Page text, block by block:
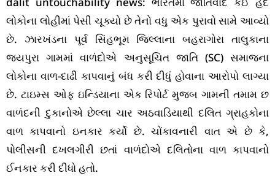
લોકોના લોહીમાં પેસી ચૂક્યો છે તેનો વધુ એક પુરાવો સામે આવ્યો
છે. ઝારખંડના પૂર્વ સિંહભૂમ જિલ્લાના બહરાગોરા તાલુકાના
જયપુરા ગામમાં વાળંદોએ અનુસૂચિત જાતિ (SC) સમાજના
લોકોના વાળ-દાઢી કાપવાનું બંધ કરી દીધું હોવાના આરોપો લાગ્યા
છે. ટાઇમ્સ ઓફ ઇન્ડિયાના એક રિપોર્ટ મુજબ ગામની તમામ છ
વાળંદની દુકાનોએ છેલ્લા ચાર અઠવાડિયાથી દલિત ગ્રાહકોના
વાળ કાપવાનો ઇનકાર કર્યો છે. ચોંકાવનારી વાત એ છે કે,
પોલીસની દખલગીરી છતાં વાળંદોએ દલિતોના વાળ કાપવાનો
ઈનકાર કરી દીધો હતો.